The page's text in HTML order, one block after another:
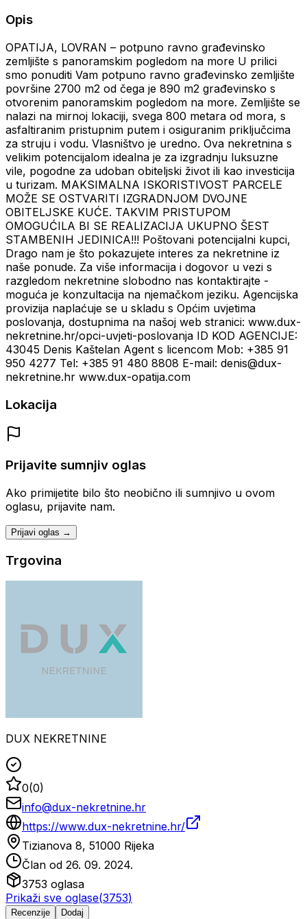
Opis
OPATIJA, LOVRAN – potpuno ravno građevinsko
zemljište s panoramskim pogledom na more U prilici
smo ponuditi Vam potpuno ravno građevinsko zemljište
površine 2700 m2 od čega je 890 m2 građevinsko s
otvorenim panoramskim pogledom na more. Zemljište se
nalazi na mirnoj lokaciji, svega 800 metara od mora, s
asfaltiranim pristupnim putem i osiguranim priključcima
za struju i vodu. Vlasništvo je uredno. Ova nekretnina s
velikim potencijalom idealna je za izgradnju luksuzne
vile, pogodne za udoban obiteljski život ili kao investicija
u turizam. MAKSIMALNA ISKORISTIVOST PARCELE
MOŽE SE OSTVARITI IZGRADNJOM DVOJNE
OBITELJSKE KUĆE. TAKVIM PRISTUPOM
OMOGUĆILA BI SE REALIZACIJA UKUPNO ŠEST
STAMBENIH JEDINICA!!! Poštovani potencijalni kupci,
Drago nam je što pokazujete interes za nekretnine iz
naše ponude. Za više informacija i dogovor u vezi s
razgledom nekretnine slobodno nas kontaktirajte -
moguća je konzultacija na njemačkom jeziku. Agencijska
provizija naplaćuje se u skladu s Općim uvjetima
poslovanja, dostupnima na našoj web stranici: www.dux-
nekretnine.hr/opci-uvjeti-poslovanja ID KOD AGENCIJE:
43045 Denis Kaštelan Agent s licencom Mob: +385 91
950 4277 Tel: +385 91 480 8808 E-mail: denis@dux-
nekretnine.hr www.dux-opatija.com
Lokacija
Prijavite sumnjiv oglas
Ako primijetite bilo što neobično ili sumnjivo u ovom
oglasu, prijavite nam.
Prijavi oglas →
Trgovina
DUX NEKRETNINE
0(0)
info@dux-nekretnine.hr
https://www.dux-nekretnine.hr/
Tizianova 8, 51000 Rijeka
Član od 26. 09. 2024.
3753 oglasa
Prikaži sve oglase(3753)
Recenzije Dodaj